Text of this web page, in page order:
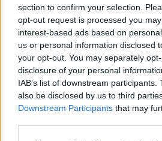
section to confirm your selection.
opt-out request is processed you
interest-based ads based on
us or personal information disclosed
your opt-out. You may separately
disclosure of your personal
IAB’s list of downstream
also be disclosed by us to third
Downstream Participants that may
θέμαγενικήςπαιδείας,
θέμα σχετικό με την
των δικαστηρίων και των
περιλαμβάνει στοιχεία του
Υπαλλήλων, του Κώδικα
Δικαστηρίων και